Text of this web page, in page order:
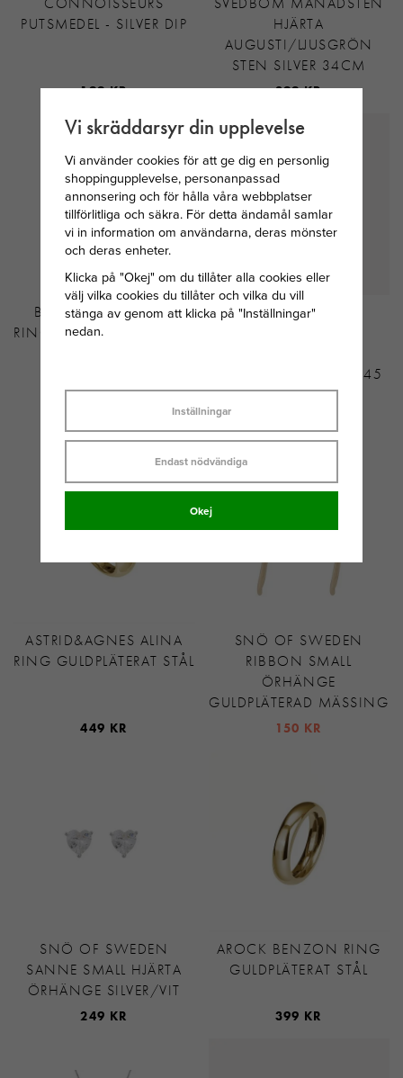
PUTSMEDEL - SILVER DIP
199 KR
HJÄRTA
AUGUSTI/LJUSGRÖN
STEN SILVER 34CM
299 KR
BY JOLIMA CRYSTAL
RING GULDPLÄTERAT STÅL
THOMAS SABO
FACETTERADE 40-42-45
CM
ASTRID&AGNES ALINA
RING GULDPLÄTERAT STÅL
449 KR
SNÖ OF SWEDEN
RIBBON SMALL
ÖRHÄNGE
GULDPLÄTERAD MÄSSING
150 KR
SNÖ OF SWEDEN
SANNE SMALL HJÄRTA
ÖRHÄNGE SILVER/VIT
249 KR
AROCK BENZON RING
GULDPLÄTERAT STÅL
399 KR
Vi skräddarsyr din upplevelse
Vi använder cookies för att ge dig en personlig
shoppingupplevelse, personanpassad
annonsering och för hålla våra webbplatser
tillförlitliga och säkra. För detta ändamål samlar
vi in information om användarna, deras mönster
och deras enheter.
Klicka på "Okej" om du tillåter alla cookies eller
välj vilka cookies du tillåter och vilka du vill
stänga av genom att klicka på "Inställningar"
nedan.
Inställningar
Endast nödvändiga
Okej